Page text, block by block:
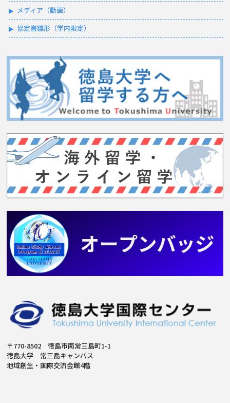
メディア（動画）
協定書雛形（学内限定）
〒770-8502 徳島市南常三島町1-1
徳島大学 常三島キャンパス
地域創生・国際交流会館4階